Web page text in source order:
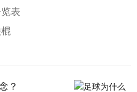
表
？